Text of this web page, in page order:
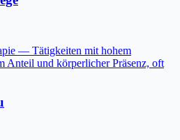
— Tätigkeiten mit hohem
Anteil und körperlicher Präsenz, oft